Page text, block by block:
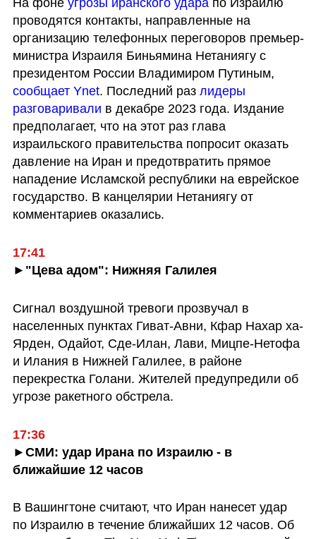
На фоне угрозы иранского удара по Израилю
проводятся контакты, направленные на
организацию телефонных переговоров премьер-
министра Израиля Биньямина Нетаниягу с
сообщает Ynet. Последний раз лидеры
разговаривали в декабре 2023 года. Издание
предполагает, что на этот раз глава
израильского правительства попросит оказать
давление на Иран и предотвратить прямое
нападение Исламской республики на еврейское
государство. В канцелярии Нетаниягу от
комментариев оказались.
17:41
►"Цева адом": Нижняя Галилея
Сигнал воздушной тревоги прозвучал в
населенных пунктах Гиват-Авни, Кфар Нахар ха-
Ярден, Одайот, Сде-Илан, Лави, Мицпе-Нетофа
и Илания в Нижней Галилее, в районе
перекрестка Голани. Жителей предупредили об
угрозе ракетного обстрела.
17:36
►СМИ: удар Ирана по Израилю - в
ближайшие 12 часов
В Вашингтоне считают, что Иран нанесет удар
по Израилю в течение ближайших 12 часов. Об